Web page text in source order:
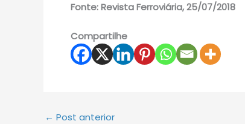
Fonte: Revista Ferroviária, 25/07/2018
Compartilhe
← Post anterior